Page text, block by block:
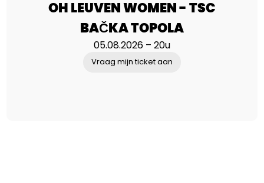
OH LEUVEN WOMEN - TSC
BAČKA TOPOLA
05.08.2026 – 20u
Vraag mijn ticket aan